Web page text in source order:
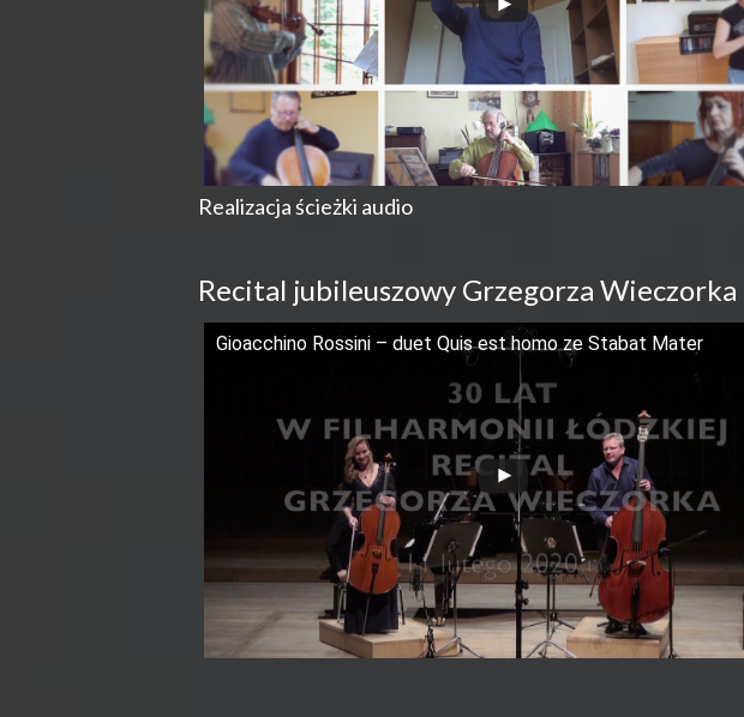
Realizacja ścieżki audio
Recital jubileuszowy Grzegorza Wieczorka
Gioacchino Rossini – duet Quis est homo ze Stabat Mater